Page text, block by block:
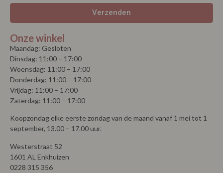
Verzenden
Onze winkel
Maandag: Gesloten
Dinsdag: 11:00 – 17:00
Woensdag: 11:00 – 17:00
Donderdag: 11:00 – 17:00
Vrijdag: 11:00 – 17:00
Zaterdag: 11:00 – 17:00
Koopzondag elke eerste zondag van de maand vanaf 1 mei tot 1
september, 13.00 – 17.00 uur.
Westerstraat 52
1601 AL Enkhuizen
0228 315 356